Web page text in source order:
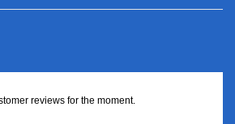
reviews for the moment.